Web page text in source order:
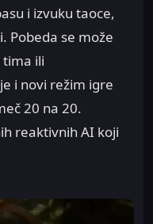
i izvuku taoce,
Pobeda se može
ili
i novi režim igre
20 na 20.
reaktivnih AI koji